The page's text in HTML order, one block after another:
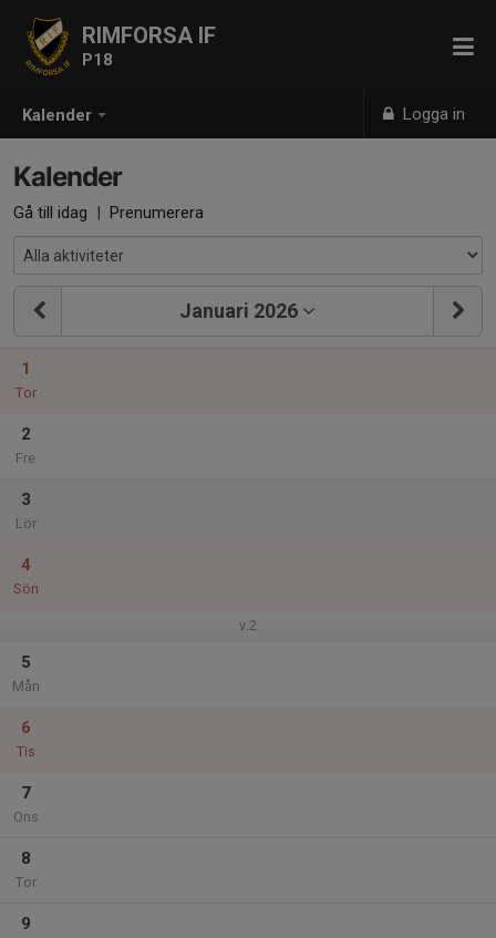
Kalender Logga in
RIMFORSA IF
P18
Kalender
Gå till idag | Prenumerera
Januari 2026
1
Tor
2
Fre
3
Lör
4
Sön
v.2
5
Mån
6
Tis
7
Ons
8
Tor
9